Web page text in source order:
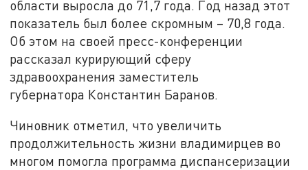
области выросла до 71,7 года. Год назад этот
показатель был более скромным – 70,8 года.
Об этом на своей пресс-конференции
рассказал курирующий сферу
здравоохранения заместитель
губернатора Константин Баранов.
Чиновник отметил, что увеличить
продолжительность жизни владимирцев во
многом помогла программа диспансеризации